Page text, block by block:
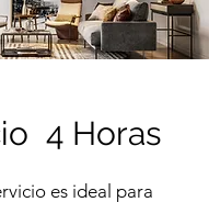
4 Horas
es ideal para